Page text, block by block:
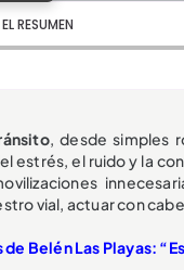
RESUMEN
, desde simples
estrés, el ruido y la
vial, actuar con
de Belén Las Playas: